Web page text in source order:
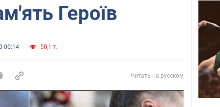
Героїв
00:14 50,1 т.
Читать на русском